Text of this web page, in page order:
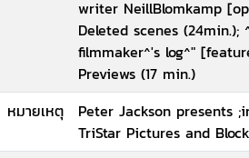
writer NeillBlomkamp
Deleted scenes
filmmaker^'s log^"
Previews (17 min.)
หมายเหตุ
Peter Jackson presents
TriStar Pictures and Block